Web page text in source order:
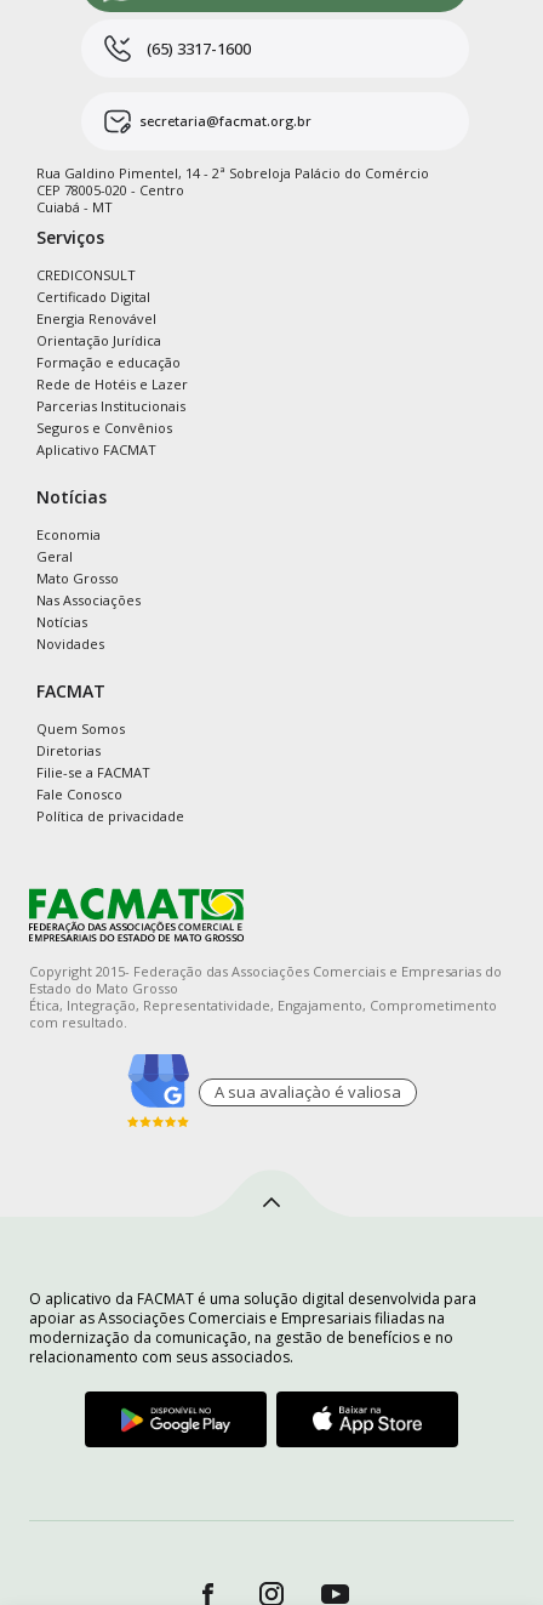
(65) 3317-1600
secretaria@facmat.org.br
Rua Galdino Pimentel, 14 - 2ª Sobreloja Palácio do Comércio
CEP 78005-020 - Centro
Cuiabá - MT
Serviços
CREDICONSULT
Certificado Digital
Energia Renovável
Orientação Jurídica
Formação e educação
Rede de Hotéis e Lazer
Parcerias Institucionais
Seguros e Convênios
Aplicativo FACMAT
Notícias
Economia
Geral
Mato Grosso
Nas Associações
Notícias
Novidades
FACMAT
Quem Somos
Diretorias
Filie-se a FACMAT
Fale Conosco
Política de privacidade
Copyright 2015- Federação das Associações Comerciais e Empresarias do
Estado do Mato Grosso
Ética, Integração, Representatividade, Engajamento, Comprometimento
com resultado.
A sua avaliaçào é valiosa
O aplicativo da FACMAT é uma solução digital desenvolvida para
apoiar as Associações Comerciais e Empresariais filiadas na
modernização da comunicação, na gestão de benefícios e no
relacionamento com seus associados.